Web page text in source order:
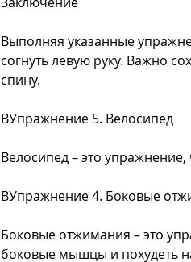
Выполняя указанные
согнуть левую руку. Важно
спину.
BУпражнение 5. Велосипед
Велосипед – это
BУпражнение 4. Боковые
Боковые отжимания – это
боковые мышцы и похудеть